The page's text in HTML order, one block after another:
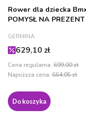
Rower dla dziecka
POMYSŁ NA PREZENT
PRODUCENT
GERMINA
Cena promocyjna
629,10 zł
Cena regularna: 699,00 zł
Najniższa cena: 664,05 zł
Do koszyka